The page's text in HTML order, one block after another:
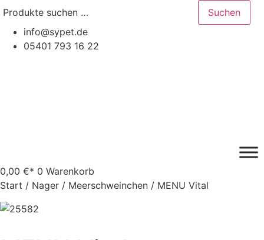
Zum
springen
nach:
Suchen
info@sypet.de
05401 793 16 22
0,00 € 0 Warenkorb
Start / Nager / Meerschweinchen / MENU Vital